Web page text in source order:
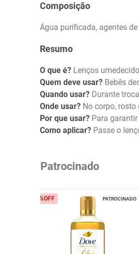
Composição
Água purificada, agentes
Resumo
O que é? Lenços
Quem deve usar? Bebês
Quando usar? Durante
Onde usar? No corpo,
Por que usar? Para
Como aplicar? Passe o
Patrocinado
PATROCINADO
6%OFF